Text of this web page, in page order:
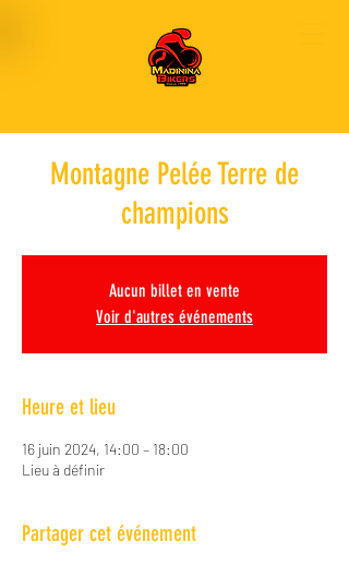
Montagne Pelée Terre de
champions
Aucun billet en vente
Voir d'autres événements
Heure et lieu
16 juin 2024, 14:00 – 18:00
Lieu à définir
Partager cet événement